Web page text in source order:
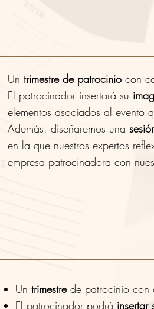
Un trimestre de patrocinio con
El patrocinador insertará su
elementos asociados al evento
Además, diseñaremos una
en la que nuestros expertos
empresa patrocinadora con
Un trimestrede patrocinio con
El patrocinador podrá insertar